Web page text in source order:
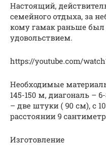
Настоящий,
семейного отдыха, за
кому гамак раньше
удовольствием.
https://youtube.com/
Необходимые
145-150 м, диагональ –
– две штуки ( 90 см), с
расстоянии 9
Изготовление